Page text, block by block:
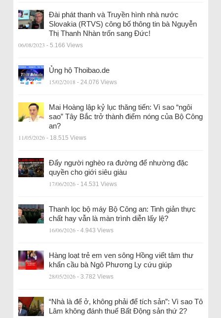
Đài phát thanh và Truyền hình nhà nước
Slovakia (RTVS) công bố thông tin bà Nguyễn
Thị Thanh Nhàn trốn sang Đức!
06/08/2023 - 5.166 Views
Ủng hộ Thoibao.de
15/02/2018 - 24.076 Views
Mai Hoàng lập kỷ lục thăng tiến: Vì sao “ngôi
sao” Tây Bắc trở thành điểm nóng của Bộ Công
an?
11/05/2026 - 18.515 Views
Đẩy người nghèo ra đường để nhường đặc
quyền cho giới siêu giàu
17/06/2026 - 14.531 Views
Thanh lọc bộ máy Bộ Công an: Tinh giản thực
chất hay vẫn là màn trình diễn lấy lệ?
16/06/2026 - 4.943 Views
Hàng loạt trẻ em ven sông Hồng viết tâm thư
khẩn cầu bà Ngô Phương Ly cứu giúp
28/05/2026 - 3.782 Views
“Nhà là để ở, không phải để tích sản”: Vì sao Tô
Lâm không đánh thuế Bất Động sản thứ 2?